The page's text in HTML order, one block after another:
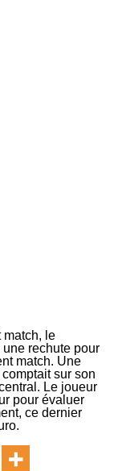
match, le
rechute pour
match. Une
sur son
Le joueur
pour évaluer
ce dernier